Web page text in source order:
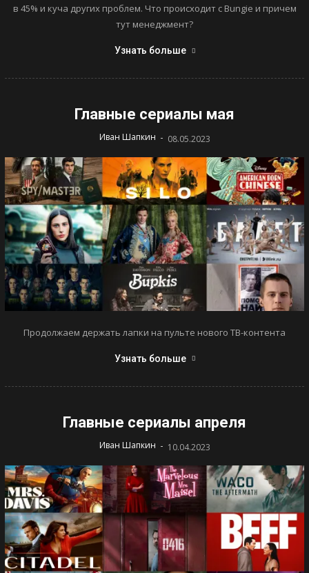
в 45% и куча других проблем. Что происходит с Bungie и причем
тут менеджмент?
Узнать больше
Главные сериалы мая
Иван Шапкин - 08.05.2023
Продолжаем держать лапки на пульте нового ТВ-контента
Узнать больше
Главные сериалы апреля
Иван Шапкин - 10.04.2023